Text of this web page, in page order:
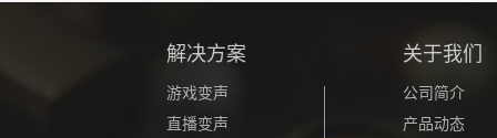
解决方案
游戏变声
直播变声
关于我们
公司简介
产品动态